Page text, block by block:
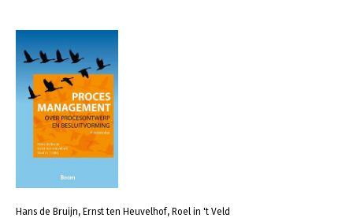
Hans de Bruijn, Ernst ten Heuvelhof, Roel in 't Veld